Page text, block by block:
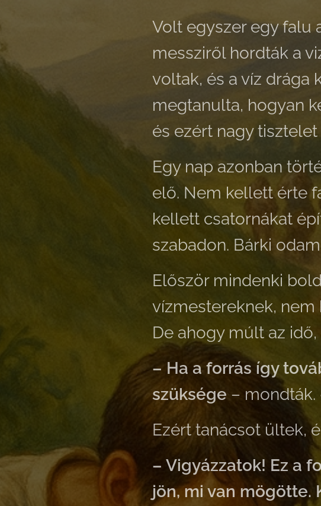
Volt egyszer egy falu
messziről hordták a
voltak, és a víz drága
megtanulta, hogyan
és ezért nagy
Egy nap azonban
elő. Nem kellett érte
kellett csatornákat
szabadon. Bárki
Először mindenki
vízmestereknek, nem
De ahogy múlt az
– Ha a forrás így
szüksége – mondták.
Ezért tanácsot ültek,
– Vigyázzatok! Ez a
jön, mi van mögötte.